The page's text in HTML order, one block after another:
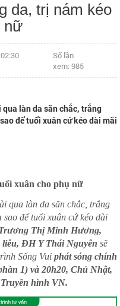
da, trị nám kéo
nữ
Số lần
xem: 985
qua làn da săn chắc, trắng
để tuổi xuân cứ kéo dài mãi
xuân cho phụ nữ
qua làn da săn chắc, trắng
để tuổi xuân cứ kéo dài
Thị Minh Hương,
liễu, ĐH Y Thái Nguyên sẽ
Sống Vui phát sóng chính
1) và 20h20, Chủ Nhật,
hình VN.